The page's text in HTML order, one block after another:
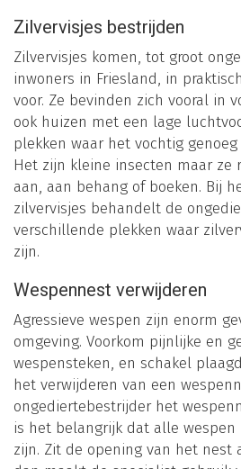
Zilvervisjes bestrijden
Zilvervisjes komen, tot groot
inwoners in Friesland, in
voor. Ze bevinden zich vooral in
ook huizen met een lage
plekken waar het vochtig
Het zijn kleine insecten maar ze
aan, aan behang of boeken. Bij
zilvervisjes behandelt de
verschillende plekken waar
zijn.
Wespennest verwijderen
Agressieve wespen zijn enorm
omgeving. Voorkom pijnlijke en
wespensteken, en schakel
het verwijderen van een
ongediertebestrijder het
is het belangrijk dat alle
zijn. Zit de opening van het nest